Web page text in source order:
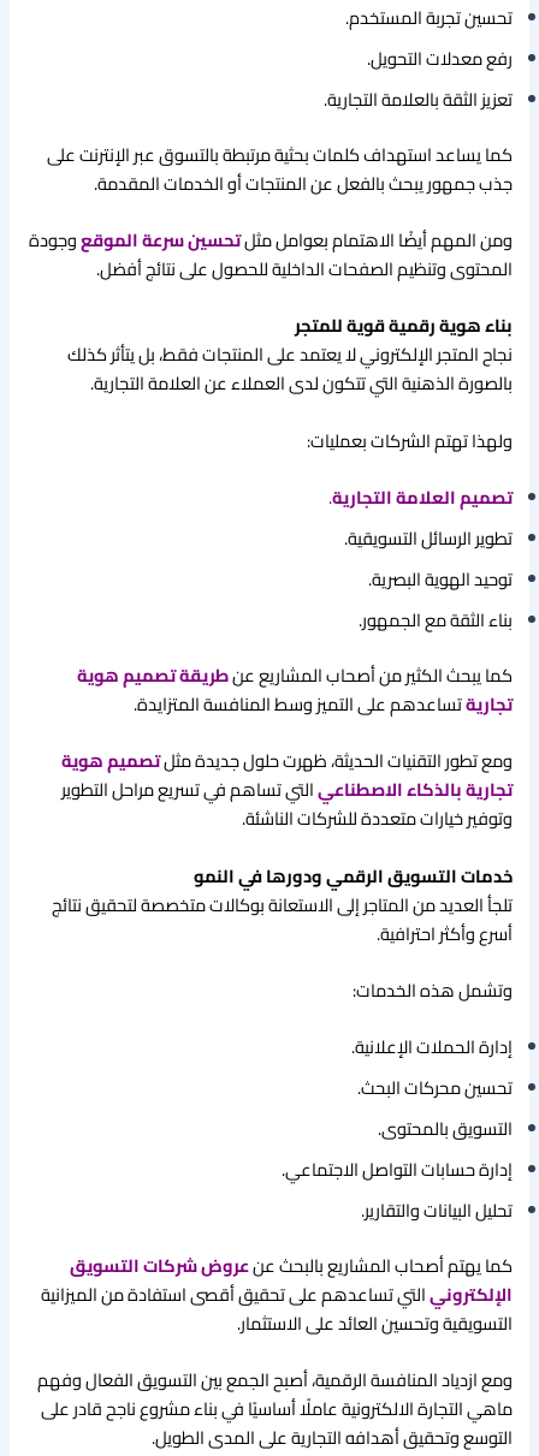
تحسين تجربة المستخدم.
رفع معدلات التحويل.
تعزيز الثقة بالعلامة التجارية.
كما يساعد استهداف كلمات بحثية مرتبطة بالتسوق عبر الإنترنت على
جذب جمهور يبحث بالفعل عن المنتجات أو الخدمات المقدمة.
ومن المهم أيضًا الاهتمام بعوامل مثلتحسين سرعة الموقعوجودة
المحتوى وتنظيم الصفحات الداخلية للحصول على نتائج أفضل.
بناء هوية رقمية قوية للمتجر
نجاح المتجر الإلكتروني لا يعتمد على المنتجات فقط، بل يتأثر كذلك
بالصورة الذهنية التي تتكون لدى العملاء عن العلامة التجارية.
ولهذا تهتم الشركات بعمليات:
تصميم العلامة التجارية.
تطوير الرسائل التسويقية.
توحيد الهوية البصرية.
بناء الثقة مع الجمهور.
كما يبحث الكثير من أصحاب المشاريع عنطريقة تصميم هوية
تجاريةتساعدهم على التميز وسط المنافسة المتزايدة.
ومع تطور التقنيات الحديثة، ظهرت حلول جديدة مثلتصميم هوية
تجارية بالذكاء الاصطناعيالتي تساهم في تسريع مراحل التطوير
وتوفير خيارات متعددة للشركات الناشئة.
خدمات التسويق الرقمي ودورها في النمو
تلجأ العديد من المتاجر إلى الاستعانة بوكالات متخصصة لتحقيق نتائج
أسرع وأكثر احترافية.
وتشمل هذه الخدمات:
إدارة الحملات الإعلانية.
تحسين محركات البحث.
التسويق بالمحتوى.
إدارة حسابات التواصل الاجتماعي.
تحليل البيانات والتقارير.
كما يهتم أصحاب المشاريع بالبحث عنعروض شركات التسويق
الإلكترونيالتي تساعدهم على تحقيق أقصى استفادة من الميزانية
التسويقية وتحسين العائد على الاستثمار.
ومع ازدياد المنافسة الرقمية، أصبح الجمع بين التسويق الفعال وفهم
ماهي التجارة الالكترونية عاملًا أساسيًا في بناء مشروع ناجح قادر على
التوسع وتحقيق أهدافه التجارية على المدى الطويل.